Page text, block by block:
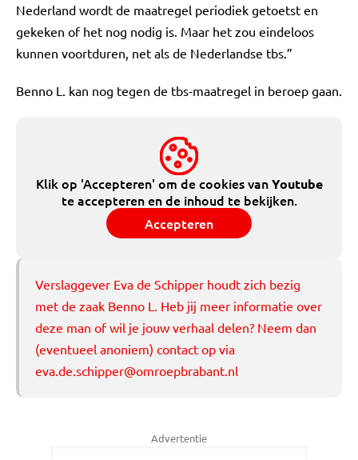
Nederland wordt de maatregel periodiek getoetst en
gekeken of het nog nodig is. Maar het zou eindeloos
kunnen voortduren, net als de Nederlandse tbs.”
Benno L. kan nog tegen de tbs-maatregel in beroep gaan.
Klik op 'Accepteren' om de cookies vanYoutube
te accepteren en de inhoud te bekijken.
Accepteren
Verslaggever Eva de Schipper houdt zich bezig
met de zaak Benno L. Heb jij meer informatie over
deze man of wil je jouw verhaal delen? Neem dan
(eventueel anoniem) contact op via
eva.de.schipper@omroepbrabant.nl
Advertentie